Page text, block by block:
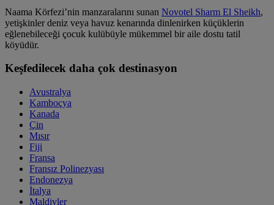
Naama Körfezi’nin manzaralarını sunan Novotel Sharm El Sheikh,
yetişkinler deniz veya havuz kenarında dinlenirken küçüklerin
eğlenebileceği çocuk kulübüyle mükemmel bir aile dostu tatil
köyüdür.
Keşfedilecek daha çok destinasyon
Avustralya
Kamboçya
Kanada
Çin
Mısır
Fiji
Fransa
Fransız Polinezyası
Endonezya
İtalya
Maldivler